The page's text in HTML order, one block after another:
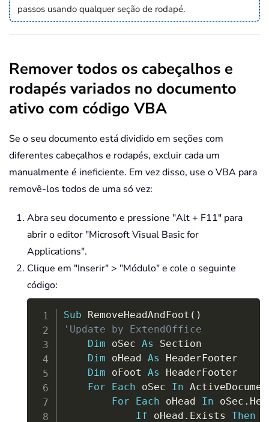
passos usando qualquer seção de rodapé.
Remover todos os cabeçalhos e
rodapés variados no documento
ativo com código VBA
Se o seu documento está dividido em seções com
diferentes cabeçalhos e rodapés, excluir cada um
manualmente é ineficiente. Em vez disso, use o VBA para
removê-los todos de uma só vez:
Abra seu documento e pressione "Alt + F11" para
abrir o editor "Microsoft Visual Basic for
Applications".
Clique em "Inserir" > "Módulo" e cole o seguinte
código:
Sub RemoveHeadAndFoot ( )
'Update by ExtendOffice
Dim oSec As Section
Dim oHead As HeaderFooter
Dim oFoot As HeaderFooter
For
Each oSec In
For
Each oHead In oSec .
If oHead . Exists Then